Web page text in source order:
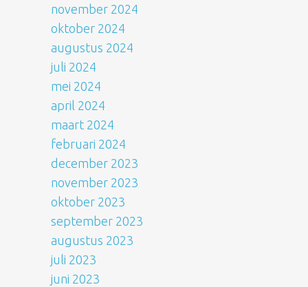
november 2024
oktober 2024
augustus 2024
juli 2024
mei 2024
april 2024
maart 2024
februari 2024
december 2023
november 2023
oktober 2023
september 2023
augustus 2023
juli 2023
juni 2023